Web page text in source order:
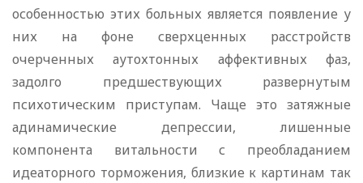
особенностью этих больных является появление у
них на фоне сверхценных расстройств
очерченных аутохтонных аффективных фаз,
задолго предшествующих развернутым
психотическим приступам. Чаще это затяжные
адинамические депрессии, лишенные
компонента витальности с преобладанием
идеаторного торможения, близкие к картинам так